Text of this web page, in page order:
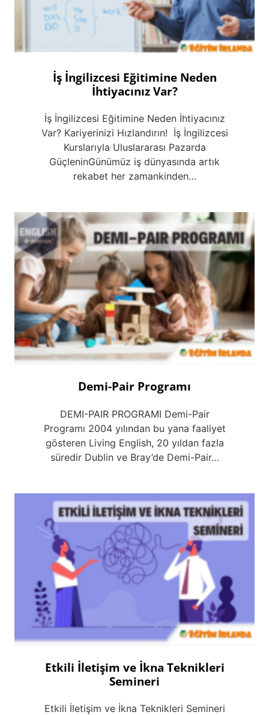
İş İngilizcesi Eğitimine Neden
İhtiyacınız Var?
İş İngilizcesi Eğitimine Neden İhtiyacınız
Var? Kariyerinizi Hızlandırın! İş İngilizcesi
Kurslarıyla Uluslararası Pazarda
GüçleninGünümüz iş dünyasında artık
rekabet her zamankinden…
Demi-Pair Programı
DEMI-PAIR PROGRAMI Demi-Pair
Programı 2004 yılından bu yana faaliyet
gösteren Living English, 20 yıldan fazla
süredir Dublin ve Bray’de Demi-Pair…
Etkili İletişim ve İkna Teknikleri
Semineri
Etkili İletişim ve İkna Teknikleri Semineri